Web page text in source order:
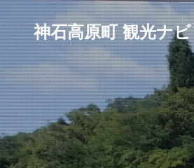
神石高原町 観光ナビ